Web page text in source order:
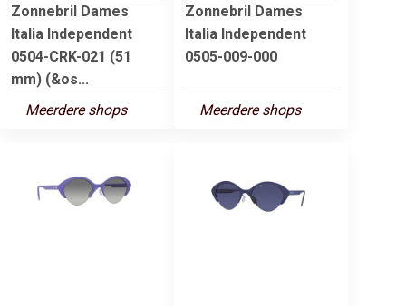
Zonnebril Dames
Italia Independent
0504-CRK-021 (51
mm) (&os...
Meerdere shops
Zonnebril Dames
Italia Independent
0505-009-000
Meerdere shops